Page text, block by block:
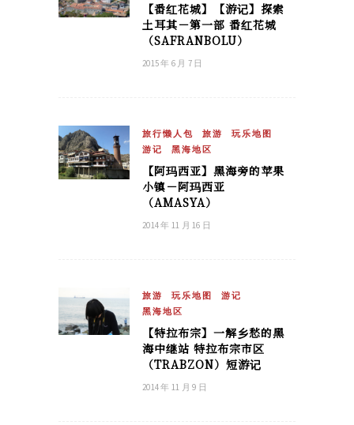
【番红花城】【游记】探索
土耳其－第一部 番红花城
（SAFRANBOLU）
2015 年 6 月 7 日
旅行懒人包 旅游
玩乐地图
游记
黑海地区
【阿玛西亚】黑海旁的苹果
小镇－阿玛西亚
（AMASYA）
2014 年 11 月 16 日
旅游 玩乐地图
游记
黑海地区
【特拉布宗】一解乡愁的黑
海中继站 特拉布宗市区
（TRABZON）短游记
2014 年 11 月 9 日